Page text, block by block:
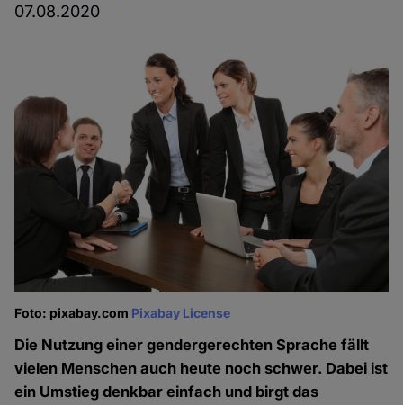
07.08.2020
Foto: pixabay.com Pixabay License
Die Nutzung einer gendergerechten Sprache fällt
vielen Menschen auch heute noch schwer. Dabei ist
ein Umstieg denkbar einfach und birgt das